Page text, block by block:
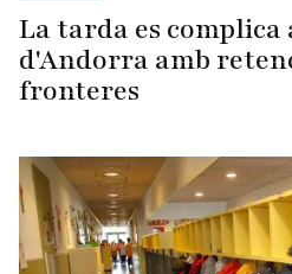
La tarda es complica
d'Andorra amb
fronteres